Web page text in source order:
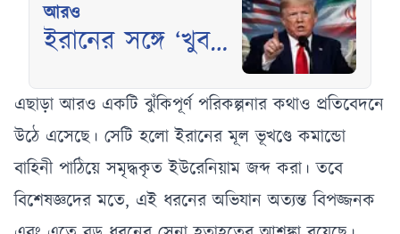
আরও
ইরানের সঙ্গে ‘খুব
চলছে বলে দাবি
ট্রাম্পের
এছাড়া আরও একটি ঝুঁকিপূর্ণ পরিকল্পনার কথাও প্রতিবেদনে
উঠে এসেছে। সেটি হলো ইরানের মূল ভূখণ্ডে কমান্ডো
বাহিনী পাঠিয়ে সমৃদ্ধকৃত ইউরেনিয়াম জব্দ করা। তবে
বিশেষজ্ঞদের মতে, এই ধরনের অভিযান অত্যন্ত বিপজ্জনক